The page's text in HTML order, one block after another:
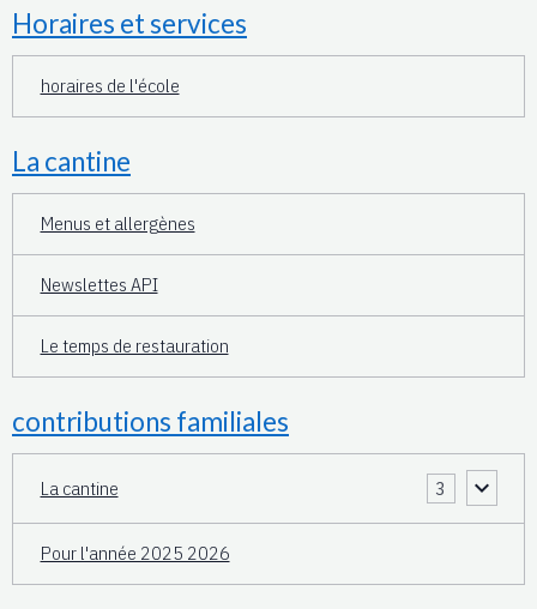
Horaires et services
horaires de l'école
La cantine
Menus et allergènes
Newslettes API
Le temps de restauration
contributions familiales
La cantine 3
Pour l'année 2025 2026